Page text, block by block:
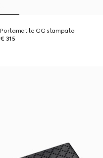
Portamatite GG stampato
€ 315